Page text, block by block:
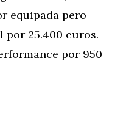
equipada pero
25.400 euros.
por 950